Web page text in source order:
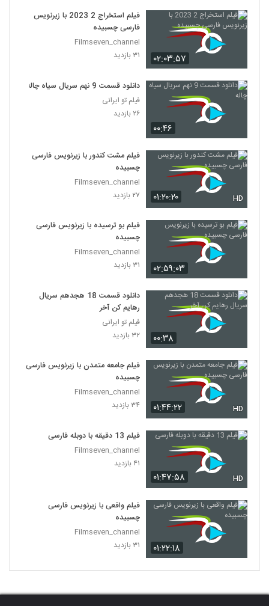
۰۲:۰۳:۵۷
فیلم استخراج 2 2023 با زیرنویس
فارسی چسبیده
Filmseven_channel
۳۱ بازدید
۰۰:۴۶
دانلود قسمت 9 نهم سریال سیاه چاله
فیلم تو ایرانی
۲۶ بازدید
۰۱:۲۰:۲۰ HD
فیلم مشت کندور با زیرنویس فارسی
چسبیده
Filmseven_channel
۲۷ بازدید
۰۲:۵۹:۰۳
فیلم بو ترسیده با زیرنویس فارسی
چسبیده
Filmseven_channel
۳۱ بازدید
۰۰:۳۸
دانلود قسمت 18 هجدهم سریال
رهایم کن آخر
فیلم تو ایرانی
۳۲ بازدید
۰۱:۴۴:۲۲ HD
فیلم جامعه متمدن با زیرنویس فارسی
چسبیده
Filmseven_channel
۳۴ بازدید
۰۱:۴۷:۵۸ HD
فیلم 13 دقیقه با دوبله فارسی
Filmseven_channel
۴۱ بازدید
۰۱:۲۲:۱۸
فیلم واقعی با زیرنویس فارسی
چسبیده
Filmseven_channel
۳۱ بازدید